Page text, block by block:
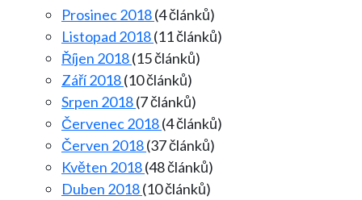
Prosinec 2018(4 článků)
Listopad 2018(11 článků)
Říjen 2018(15 článků)
Září 2018(10 článků)
Srpen 2018(7 článků)
Červenec 2018(4 článků)
Červen 2018(37 článků)
Květen 2018(48 článků)
Duben 2018(10 článků)